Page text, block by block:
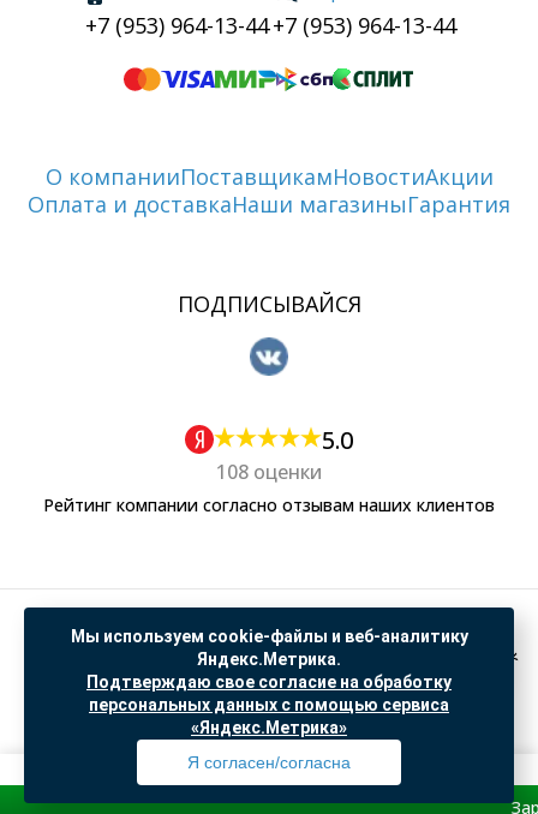
+7 (953) 964-13-44+7 (953) 964-13-44
О компанииПоставщикамНовостиАкции
Оплата и доставкаНаши магазиныГарантия
ПОДПИСЫВАЙСЯ
5.0
108 оценки
Рейтинг компании согласно отзывам наших клиентов
Политика обработки персональных данных
Согласие на обработку данных Яндекс Метрика
"© ООО “САНТЕХГИД”, 2026. Все права защищены. Предложение не является публичной
офертой, цены и информация на сайте ознакомительные
Доработка и продвижение вSO.USE
Мы используем cookie-файлы и веб-аналитику
Яндекс.Метрика.
Подтверждаю свое согласие на обработку
персональных данных с помощью сервиса
«Яндекс.Метрика»
Я согласен/согласна
Профиль Товары Поиск Избранное Корзина